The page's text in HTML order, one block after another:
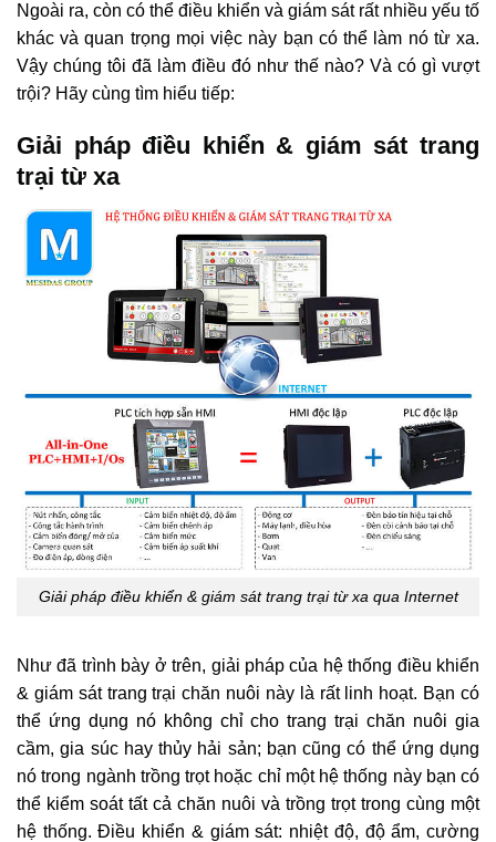
Ngoài ra, còn có thể điều khiển và giám sát rất nhiều yếu tố
khác và quan trọng mọi việc này bạn có thể làm nó từ xa.
Vậy chúng tôi đã làm điều đó như thế nào? Và có gì vượt
trội? Hãy cùng tìm hiểu tiếp:
Giải pháp điều khiển & giám sát trang
trại từ xa
Giải pháp điều khiển & giám sát trang trại từ xa qua Internet
Như đã trình bày ở trên, giải pháp của hệ thống điều khiển
& giám sát trang trại chăn nuôi này là rất linh hoạt. Bạn có
thể ứng dụng nó không chỉ cho trang trại chăn nuôi gia
cầm, gia súc hay thủy hải sản; bạn cũng có thể ứng dụng
nó trong ngành trồng trọt hoặc chỉ một hệ thống này bạn có
thể kiểm soát tất cả chăn nuôi và trồng trọt trong cùng một
hệ thống. Điều khiển & giám sát: nhiệt độ, độ ẩm, cường